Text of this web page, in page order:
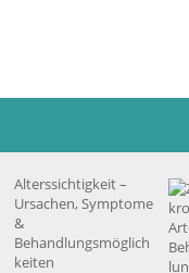
Alterssichtigkeit –
Ursachen, Symptome
&
Behandlungsmöglich
keiten